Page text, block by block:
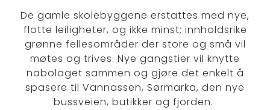
De gamle skolebyggene erstattes med nye,
flotte leiligheter, og ikke minst; innholdsrike
grønne fellesområder der store og små vil
møtes og trives. Nye gangstier vil knytte
nabolaget sammen og gjøre det enkelt å
spasere til Vannassen, Sørmarka, den nye
bussveien, butikker og fjorden.